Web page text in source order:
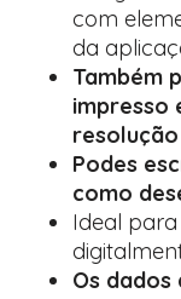
com
da
Também
impresso
resolução
Podes
como
Ideal
Os